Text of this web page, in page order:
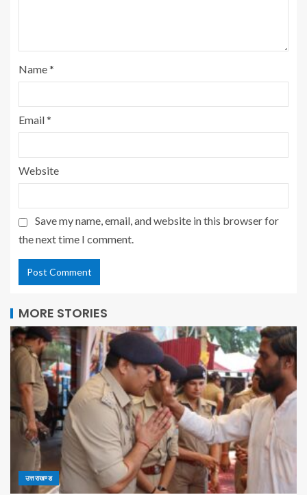
Name*
Email*
Website
Save my name, email, and website in this browser for
the next time I comment.
MORE STORIES
उत्तराखण्ड